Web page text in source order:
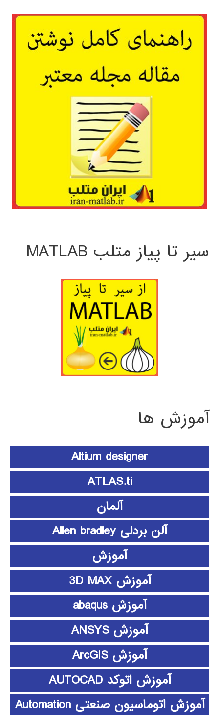
سیر تا پیاز متلب MATLAB
آموزش ها
Altium designer
ATLAS.ti
آلمان
آلن بردلی Allen bradley
آموزش
آموزش 3D MAX
آموزش abaqus
آموزش ANSYS
آموزش ArcGIS
آموزش اتوکد AUTOCAD
آموزش اتوماسیون صنعتی Automation